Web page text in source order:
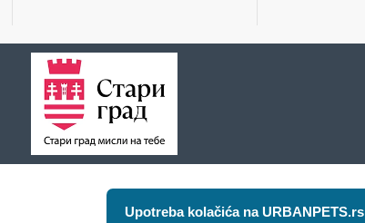
Upotreba kolačića na URBANPETS.rs